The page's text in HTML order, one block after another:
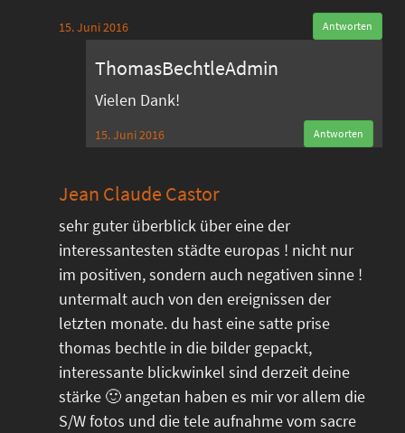
15. Juni 2016 Antworten
ThomasBechtleAdmin
Vielen Dank!
15. Juni 2016 Antworten
Jean Claude Castor
sehr guter überblick über eine der
interessantesten städte europas ! nicht nur
im positiven, sondern auch negativen sinne !
untermalt auch von den ereignissen der
letzten monate. du hast eine satte prise
thomas bechtle in die bilder gepackt,
interessante blickwinkel sind derzeit deine
stärke 🙂 angetan haben es mir vor allem die
S/W fotos und die tele aufnahme vom sacre